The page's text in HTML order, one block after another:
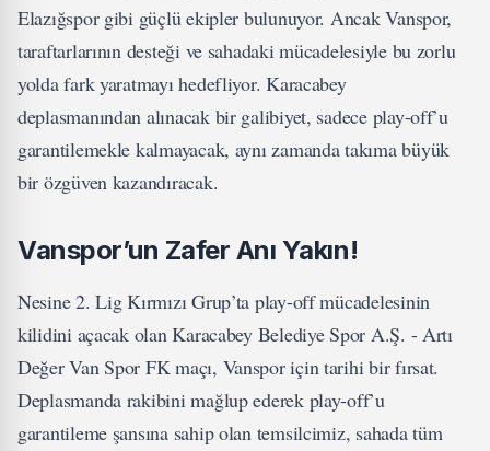
Elazığspor gibi güçlü ekipler bulunuyor. Ancak Vanspor,
taraftarlarının desteği ve sahadaki mücadelesiyle bu zorlu
yolda fark yaratmayı hedefliyor. Karacabey
deplasmanından alınacak bir galibiyet, sadece play-off’u
garantilemekle kalmayacak, aynı zamanda takıma büyük
bir özgüven kazandıracak.
Vanspor’un Zafer Anı Yakın!
Nesine 2. Lig Kırmızı Grup’ta play-off mücadelesinin
kilidini açacak olan Karacabey Belediye Spor A.Ş. - Artı
Değer Van Spor FK maçı, Vanspor için tarihi bir fırsat.
Deplasmanda rakibini mağlup ederek play-off’u
garantileme şansına sahip olan temsilcimiz, sahada tüm